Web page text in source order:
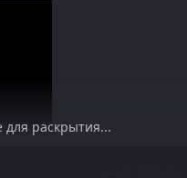
раскрытия...